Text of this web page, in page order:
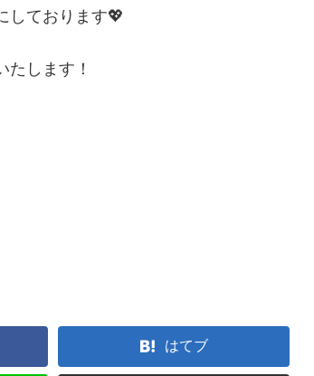
しております💖
します！
はてブ